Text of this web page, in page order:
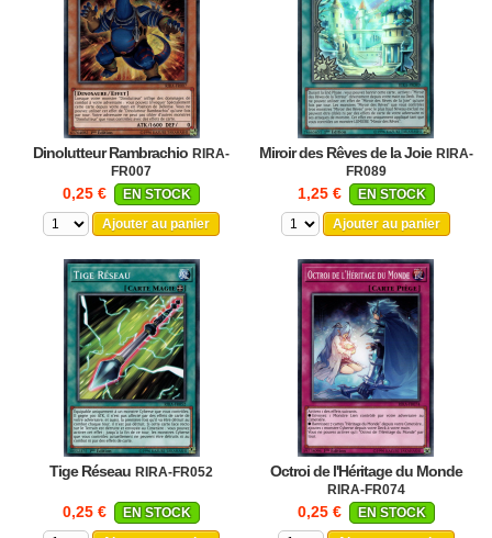
Dinolutteur Rambrachio RIRA-
FR007
0,25 €
EN STOCK
Ajouter au panier
Miroir des Rêves de la Joie RIRA-
FR089
1,25 €
EN STOCK
Ajouter au panier
Tige Réseau RIRA-FR052
0,25 €
EN STOCK
Octroi de l'Héritage du Monde
RIRA-FR074
0,25 €
EN STOCK